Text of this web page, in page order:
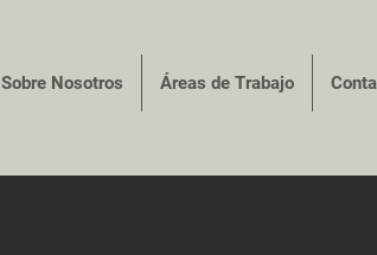
Sobre Nosotros Áreas de Trabajo